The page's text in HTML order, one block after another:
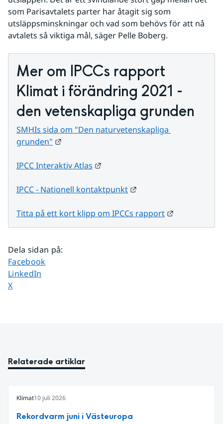
som Parisavtalets parter har åtagit sig som
utsläppsminskningar och vad som behövs för att nå
avtalets så viktiga mål, säger Pelle Boberg.
Mer om IPCCs rapport
Klimat i förändring 2021 -
den vetenskapliga grunden
SMHIs sida om "Den naturvetenskapliga
grunden"
IPCC Interaktiv Atlas
IPCC - Nationell kontaktpunkt
Titta på ett kort klipp om IPCCs rapport
Dela sidan på:
Dela sidan på
Facebook
Dela sidan på
LinkedIn
Dela sidan på
X
Relaterade artiklar
Klimat10 juli 2026
Rekordvarm juni i Västeuropa